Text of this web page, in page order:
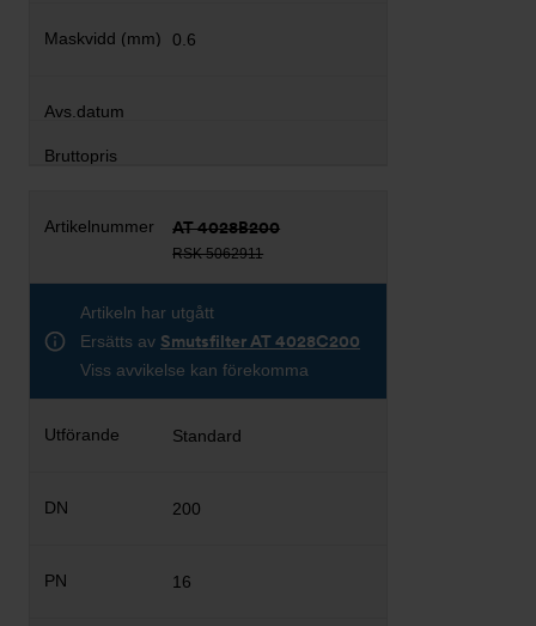
0.6
AT 4028B200
RSK 5062911
Artikeln har utgått
Ersätts av Smutsfilter AT 4028C200
Viss avvikelse kan förekomma
Standard
200
16